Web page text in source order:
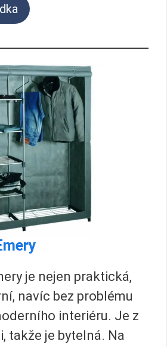
je nejen praktická,
navíc bez problému
interiéru. Je z
takže je bytelná. Na